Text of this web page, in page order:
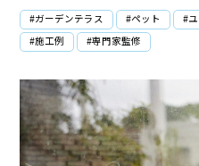
#ガーデンテラス #ペット #
#施工例
#専門家監修